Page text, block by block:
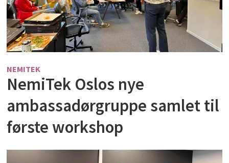
NEMITEK
NemiTek Oslos nye
ambassadørgruppe samlet til
første workshop